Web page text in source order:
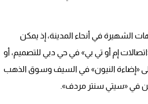
الشهيرة في أنحاء المدينة، إذ يمكن
إم أو تي بي» في حي دبي للتصميم، أو
«إضاءة النيون» في السيف وسوق الذهب
في «سيتي سنتر مردف».